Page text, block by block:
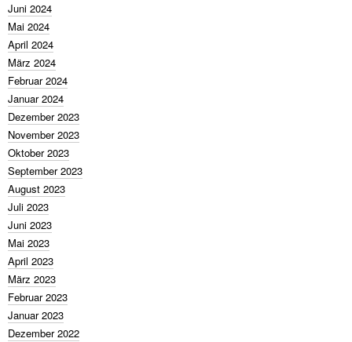
Juni 2024
Mai 2024
April 2024
März 2024
Februar 2024
Januar 2024
Dezember 2023
November 2023
Oktober 2023
September 2023
August 2023
Juli 2023
Juni 2023
Mai 2023
April 2023
März 2023
Februar 2023
Januar 2023
Dezember 2022